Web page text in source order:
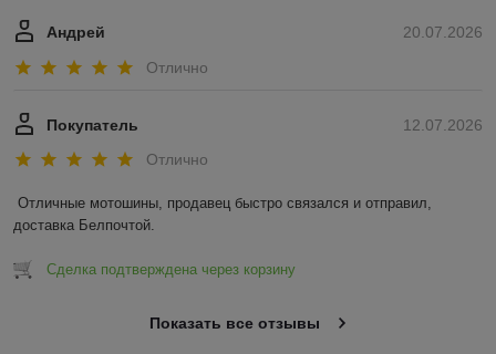
20.07.2026
Андрей
Отлично
12.07.2026
Покупатель
Отлично
Отличные мотошины, продавец быстро связался и отправил,
доставка Белпочтой.
Сделка подтверждена через корзину
Показать все отзывы